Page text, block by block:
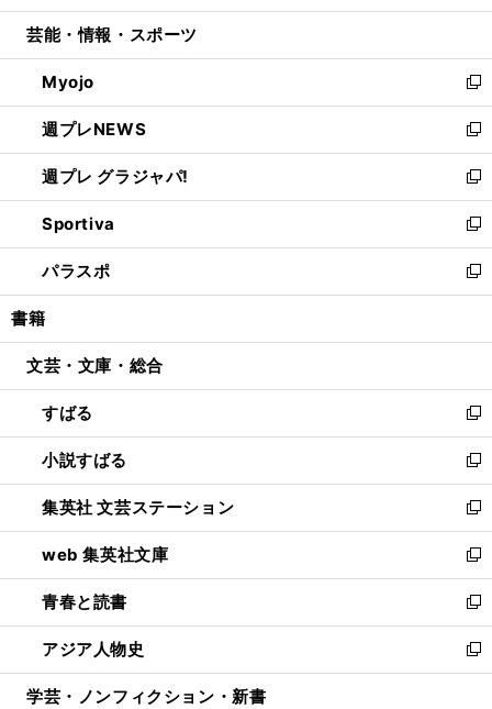
開
ウ
開
く
ン
ウ
で
開
く
ウ
ン
ド
ウ
で
開
く
し
ウ
ィ
ン
ド
ウ
で
開
く
芸能・情報・スポーツ
Myojo
新
し
い
ウ
ィ
ン
ド
ウ
で
開
週プレNEWS
新
し
い
ウ
ィ
ン
ド
ウ
開
週プレ グラジャパ!
新
し
い
ウ
ィ
ン
ウ
開
く
Sportiva
新
し
い
ウ
ン
ウ
で
開
く
パラスポ
新
し
ウ
ン
ド
ウ
で
開
く
書籍
文芸・文庫・総合
すばる
新
し
い
ウ
ィ
ン
ド
ウ
で
開
く
小説すばる
新
し
い
ウ
ィ
ン
ド
ウ
で
開
集英社 文芸ステーション
新
し
い
ウ
ィ
ン
ド
ウ
web 集英社文庫
新
し
い
ウ
ィ
ン
青春と読書
新
し
い
ウ
アジア人物史
新
し
学芸・ノンフィクション・新書